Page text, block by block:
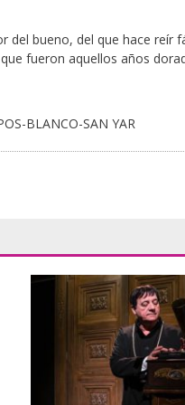
del bueno, del que hace reír
fueron aquellos años
BLANCO-SAN YAR